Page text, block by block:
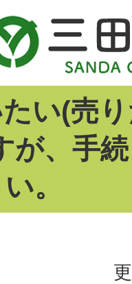
い(売
が、手
。